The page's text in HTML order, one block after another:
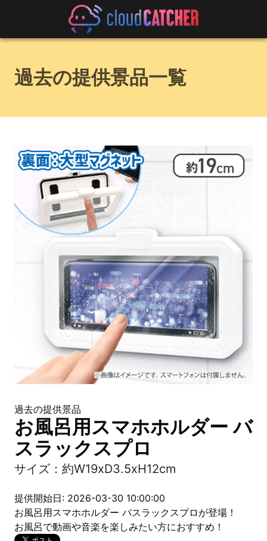
過去の提供景品一覧
過去の提供景品
お風呂用スマホホルダー バ
スラックスプロ
サイズ：約W19xD3.5xH12cm
提供開始日: 2026-03-30 10:00:00
お風呂用スマホホルダー バスラックスプロが登場！
お風呂で動画や音楽を楽しみたい方におすすめ！